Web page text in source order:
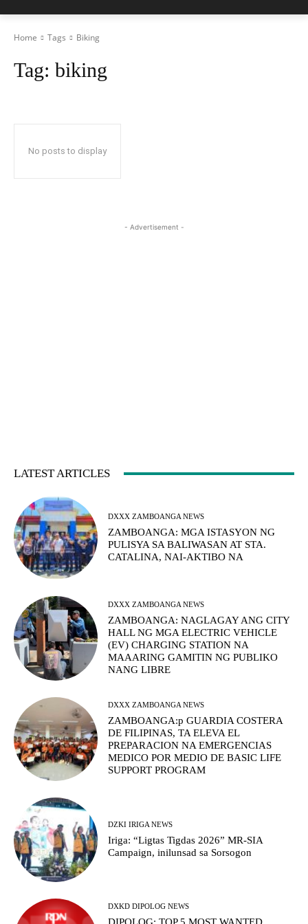
Home Tags Biking
Tag: biking
No posts to display
- Advertisement -
LATEST ARTICLES
DXXX ZAMBOANGA NEWS
ZAMBOANGA: MGA ISTASYON NG
PULISYA SA BALIWASAN AT STA.
CATALINA, NAI-AKTIBO NA
DXXX ZAMBOANGA NEWS
ZAMBOANGA: NAGLAGAY ANG CITY
HALL NG MGA ELECTRIC VEHICLE
(EV) CHARGING STATION NA
MAAARING GAMITIN NG PUBLIKO
NANG LIBRE
DXXX ZAMBOANGA NEWS
ZAMBOANGA:p GUARDIA COSTERA
DE FILIPINAS, TA ELEVA EL
PREPARACION NA EMERGENCIAS
MEDICO POR MEDIO DE BASIC LIFE
SUPPORT PROGRAM
DZKI IRIGA NEWS
Iriga: “Ligtas Tigdas 2026” MR-SIA
Campaign, inilunsad sa Sorsogon
DXKD DIPOLOG NEWS